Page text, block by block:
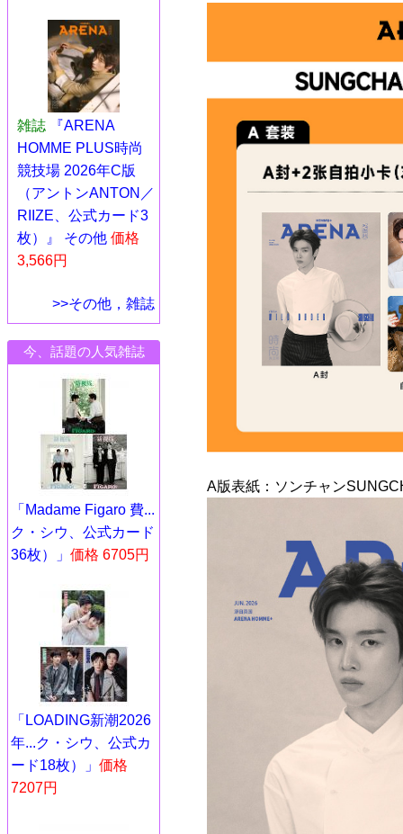
雑誌
『ARENA
HOMME PLUS時尚
競技場 2026年C版
（アントンANTON／
RIIZE、公式カード3
枚）』 その他 価格
3,566円
>>その他，雑誌
今、話題の人気雑誌
「Madame Figaro 費...
ク・シウ、公式カード
36枚）」 価格 6705円
「LOADING新潮2026
年...ク・シウ、公式カ
ード18枚）」 価格
7207円
A版表紙：ソンチャン